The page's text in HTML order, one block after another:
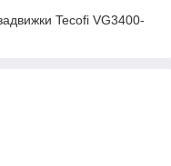
Tecofi VG3400-